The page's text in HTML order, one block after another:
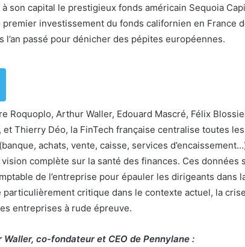
son capital le prestigieux fonds américain Sequoia
premier investissement du fonds californien en France
l’an passé pour dénicher des pépites européennes.
Roquoplo, Arthur Waller, Edouard Mascré, Félix
Thierry Déo, la FinTech française centralise toutes les
achats, vente, caisse, services
complète sur la santé des finances. Ces données
de l’entreprise pour épauler les dirigeants dans
critique dans le contexte actuel, la
entreprises à rude épreuve.
co-fondateur et CEO de Pennylane :